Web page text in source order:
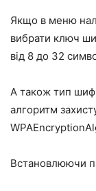
Якщо в меню
вибрати ключ
від 8 до 32
А також тип
алгоритм
Встановлюючи